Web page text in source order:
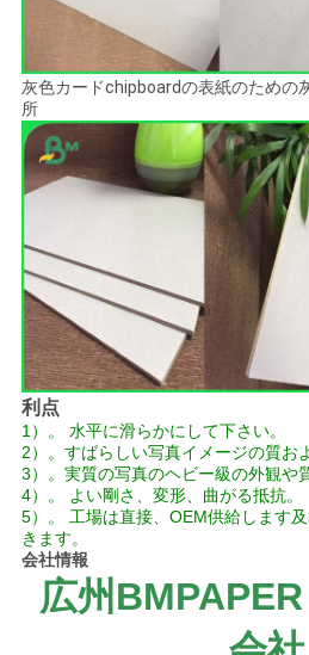
図
プ
ラ
イ
バ
シ
ー
ポ
リ
シ
ー
灰色カードchipboardの表紙のための
所
利点
1）。 水平に滑らかにして下さい。
2）。すばらしい写真イメージの質お
3）。実質の写真のヘビー級の外観や質
4）。 よい剛さ、変形、曲がる抵抗。
5）。 工場は直接、OEM供給します
きます。
会社情報
広州